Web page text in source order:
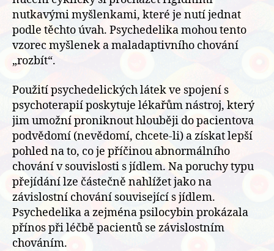
nutkavými myšlenkami, které je nutí jednat
podle těchto úvah. Psychedelika mohou tento
vzorec myšlenek a maladaptivního chování
„rozbít“.
Použití psychedelických látek ve spojení s
psychoterapií poskytuje lékařům nástroj, který
jim umožní proniknout hlouběji do pacientova
podvědomí (nevědomí, chcete-li) a získat lepší
pohled na to, co je příčinou abnormálního
chování v souvislosti s jídlem. Na poruchy typu
přejídání lze částečně nahlížet jako na
závislostní chování související s jídlem.
Psychedelika a zejména psilocybin prokázala
přínos při léčbě pacientů se závislostním
chováním.